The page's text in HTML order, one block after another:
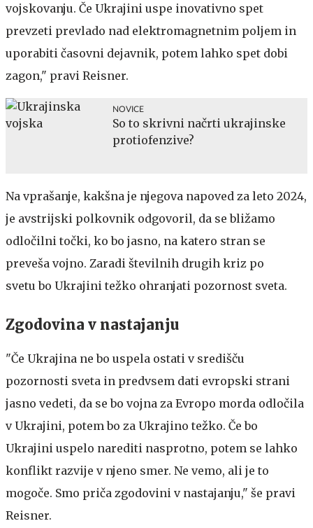
vojskovanju. Če Ukrajini uspe inovativno spet
prevzeti prevlado nad elektromagnetnim poljem in
uporabiti časovni dejavnik, potem lahko spet dobi
zagon," pravi Reisner.
NOVICE
So to skrivni načrti ukrajinske
protiofenzive?
Na vprašanje, kakšna je njegova napoved za leto 2024,
je avstrijski polkovnik odgovoril, da se bližamo
odločilni točki, ko bo jasno, na katero stran se
preveša vojno. Zaradi številnih drugih kriz po
svetu bo Ukrajini težko ohranjati pozornost sveta.
Zgodovina v nastajanju
"Če Ukrajina ne bo uspela ostati v središču
pozornosti sveta in predvsem dati evropski strani
jasno vedeti, da se bo vojna za Evropo morda odločila
v Ukrajini, potem bo za Ukrajino težko. Če bo
Ukrajini uspelo narediti nasprotno, potem se lahko
konflikt razvije v njeno smer. Ne vemo, ali je to
mogoče. Smo priča zgodovini v nastajanju," še pravi
Reisner.